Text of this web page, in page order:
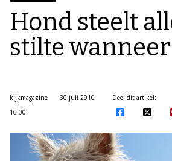
Hond steelt
stilte
kijkmagazine
30 juli 2010
16:00
Deel dit artikel: